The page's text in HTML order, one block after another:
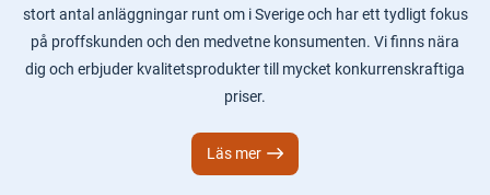
stort antal anläggningar runt om i Sverige och har ett tydligt fokus
på proffskunden och den medvetne konsumenten. Vi finns nära
dig och erbjuder kvalitetsprodukter till mycket konkurrenskraftiga
priser.
Läs mer